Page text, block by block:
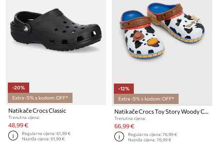
-20%
Extra -5% s kodom: OFF*
Natikače Crocs Classic
Trenutna cijena:
48,99 €
Regularna cijena:61,99 €
Najniža cijena:61,99 €
-12%
Extra -5% s kodom: OFF*
Trenutna cijena:
66,99 €
Regularna cijena:76,99 €
Najniža cijena:76,99 €